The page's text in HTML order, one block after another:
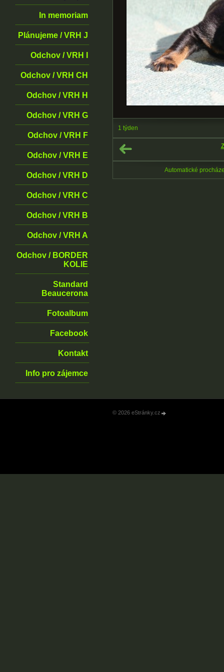
In memoriam
Plánujeme / VRH J
Odchov / VRH I
Odchov / VRH CH
Odchov / VRH H
Odchov / VRH G
Odchov / VRH F
Odchov / VRH E
Odchov / VRH D
Odchov / VRH C
Odchov / VRH B
Odchov / VRH A
Odchov / BORDER
KOLIE
Standard
Beaucerona
Fotoalbum
Facebook
Kontakt
Info pro zájemce
1 týden
Automatické
© 2026 eStránky.cz